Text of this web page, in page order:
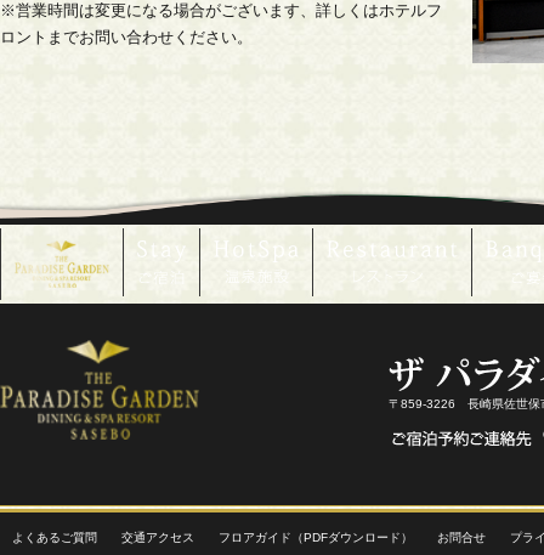
※営業時間は変更になる場合がございます、詳しくはホテルフ
ロントまでお問い合わせください。
〒859-3226 長崎県佐世保
よくあるご質問 交通アクセス フロアガイド（PDFダウンロード） お問合せ プラ